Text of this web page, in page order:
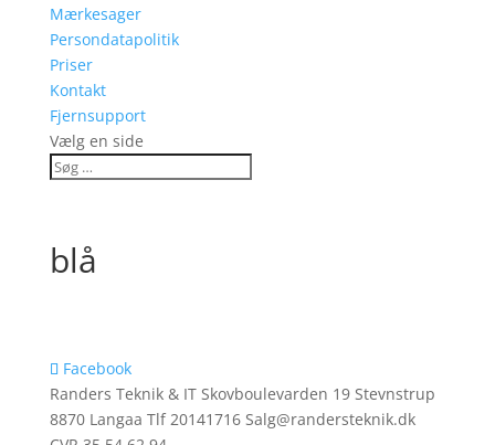
Mærkesager
Persondatapolitik
Priser
Kontakt
Fjernsupport
Vælg en side
blå
Facebook
Randers Teknik & IT Skovboulevarden 19 Stevnstrup
8870 Langaa Tlf 20141716 Salg@randersteknik.dk